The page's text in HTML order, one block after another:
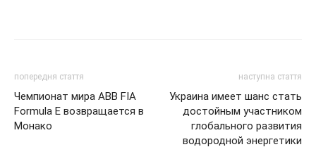
попередня стаття
Чемпионат мира ABB FIA
Formula E возвращается в
Монако
наступна стаття
Украина имеет шанс стать
достойным участником
глобального развития
водородной энергетики